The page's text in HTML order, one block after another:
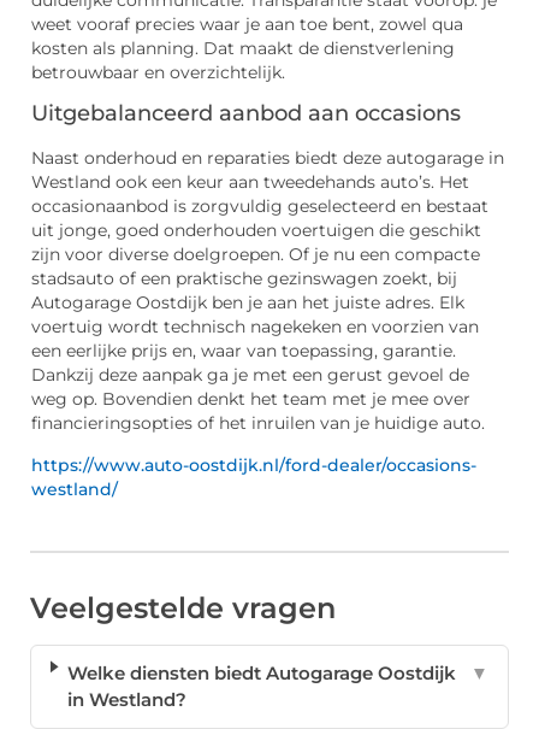
weet vooraf precies waar je aan toe bent, zowel qua
kosten als planning. Dat maakt de dienstverlening
betrouwbaar en overzichtelijk.
Uitgebalanceerd aanbod aan occasions
Naast onderhoud en reparaties biedt deze autogarage in
Westland ook een keur aan tweedehands auto’s. Het
occasionaanbod is zorgvuldig geselecteerd en bestaat
uit jonge, goed onderhouden voertuigen die geschikt
zijn voor diverse doelgroepen. Of je nu een compacte
stadsauto of een praktische gezinswagen zoekt, bij
Autogarage Oostdijk ben je aan het juiste adres. Elk
voertuig wordt technisch nagekeken en voorzien van
een eerlijke prijs en, waar van toepassing, garantie.
Dankzij deze aanpak ga je met een gerust gevoel de
weg op. Bovendien denkt het team met je mee over
financieringsopties of het inruilen van je huidige auto.
https://www.auto-oostdijk.nl/ford-dealer/occasions-
westland/
Veelgestelde vragen
Welke diensten biedt Autogarage Oostdijk
in Westland?
▼